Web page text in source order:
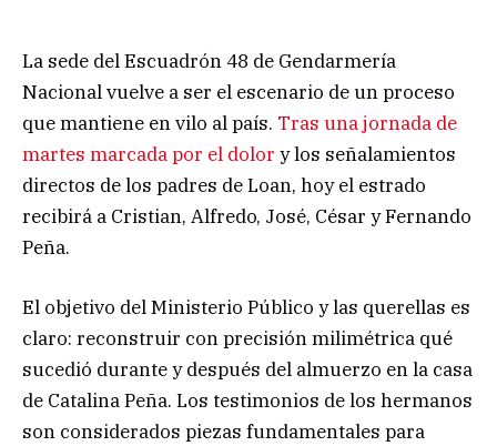
La sede del Escuadrón 48 de Gendarmería
Nacional vuelve a ser el escenario de un proceso
que mantiene en vilo al país. Tras una jornada de
martes marcada por el dolor y los señalamientos
directos de los padres de Loan, hoy el estrado
recibirá a Cristian, Alfredo, José, César y Fernando
Peña.
El objetivo del Ministerio Público y las querellas es
claro: reconstruir con precisión milimétrica qué
sucedió durante y después del almuerzo en la casa
de Catalina Peña. Los testimonios de los hermanos
son considerados piezas fundamentales para